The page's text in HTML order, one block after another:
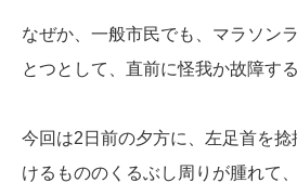
なぜか、一般市民でも、マラソン
とつとして、直前に怪我か故障する
今回は2日前の夕方に、左足首を
けるもののくるぶし周りが腫れて